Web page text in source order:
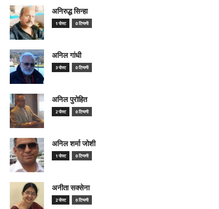
अनिरुद्ध सिन्हा
1 पोस्ट 0 टिप्पणी
अनिल गांधी
3 पोस्ट 0 टिप्पणी
अनिल पुरोहित
2 पोस्ट 0 टिप्पणी
अनिल शर्मा जोशी
1 पोस्ट 0 टिप्पणी
अनीता सक्सेना
2 पोस्ट 0 टिप्पणी